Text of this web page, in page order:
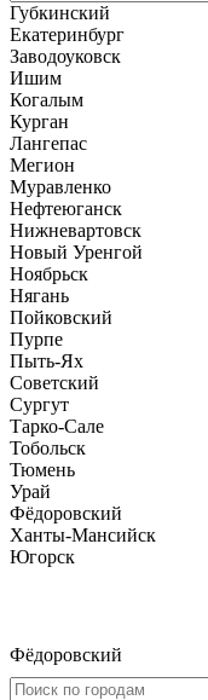
Губкинский
Екатеринбург
Заводоуковск
Ишим
Когалым
Курган
Лангепас
Мегион
Муравленко
Нефтеюганск
Нижневартовск
Новый Уренгой
Ноябрьск
Нягань
Пойковский
Пурпе
Пыть-Ях
Советский
Сургут
Тарко-Сале
Тобольск
Тюмень
Урай
Фёдоровский
Ханты-Мансийск
Югорск
Фёдоровский